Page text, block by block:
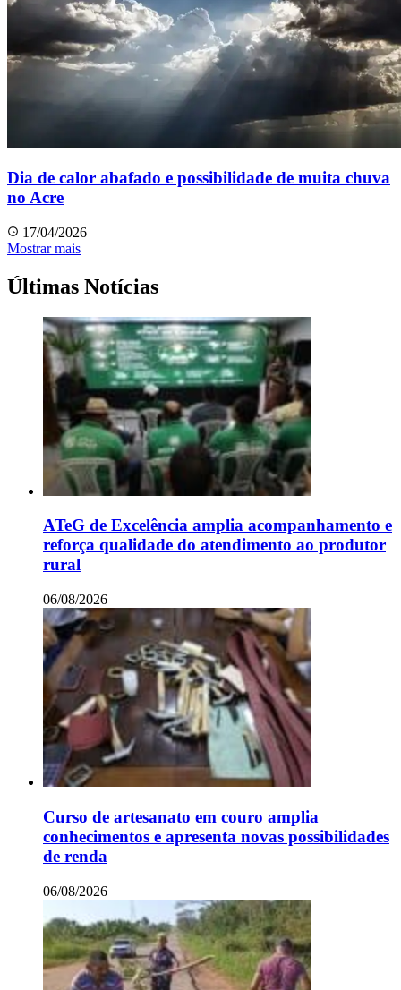
Dia de calor abafado e possibilidade de muita chuva
no Acre
17/04/2026
Mostrar mais
Últimas Notícias
ATeG de Excelência amplia acompanhamento e
reforça qualidade do atendimento ao produtor
rural
06/08/2026
Curso de artesanato em couro amplia
conhecimentos e apresenta novas possibilidades
de renda
06/08/2026